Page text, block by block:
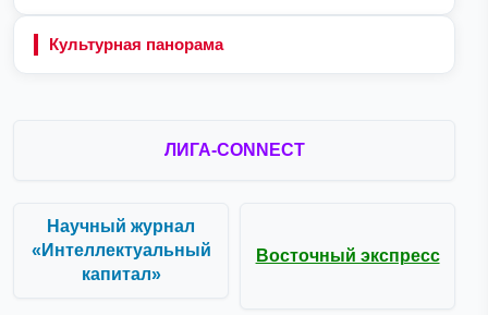
Культурная панорама
ЛИГА-CONNECT
Научный журнал
«Интеллектуальный
капитал»
Восточный экспресс